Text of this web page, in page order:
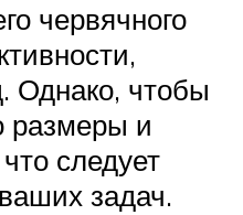
червячного
Однако, чтобы
размеры и
следует
задач.